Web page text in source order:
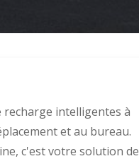
recharge intelligentes à
et au bureau.
c'est votre solution de